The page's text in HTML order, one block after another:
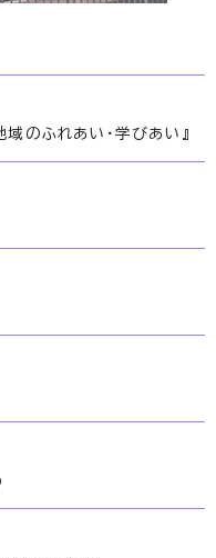
のふれあい・学びあい』